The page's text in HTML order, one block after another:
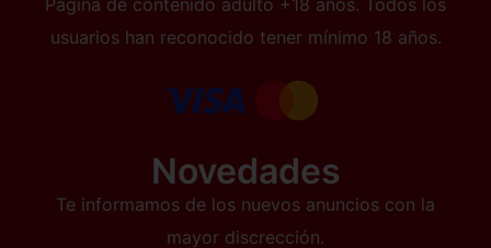
Página de contenido adulto +18 años. Todos los
usuarios han reconocido tener mínimo 18 años.
Novedades
Te informamos de los nuevos anuncios con la
mayor discrección.